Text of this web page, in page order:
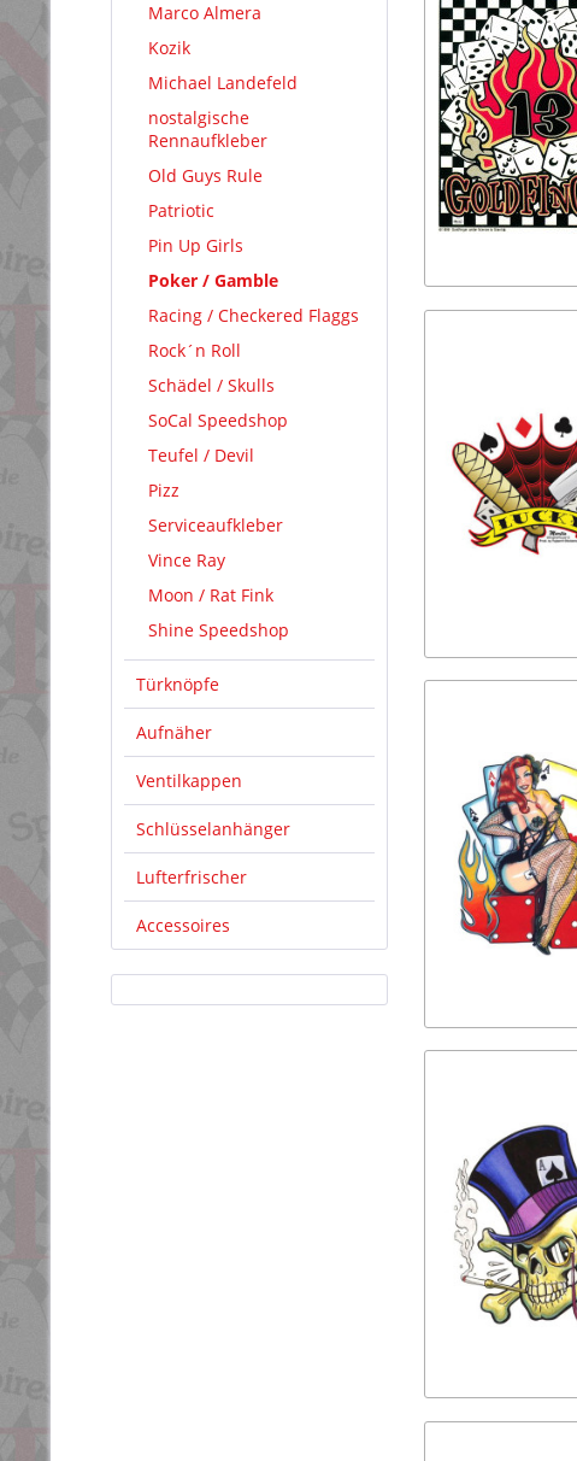
Marco Almera
Kozik
Michael Landefeld
nostalgische
Rennaufkleber
Old Guys Rule
Patriotic
Pin Up Girls
Poker / Gamble
Racing / Checkered Flaggs
Rock´n Roll
Schädel / Skulls
SoCal Speedshop
Teufel / Devil
Pizz
Serviceaufkleber
Vince Ray
Moon / Rat Fink
Shine Speedshop
Türknöpfe
Aufnäher
Ventilkappen
Schlüsselanhänger
Lufterfrischer
Accessoires